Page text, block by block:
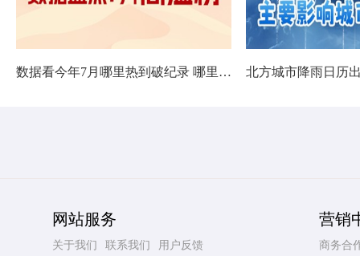
数据看今年7月哪里热到破纪录 哪里暑热连轴转
网站服务
关于我们 联系我们
用户反馈
营销
商务合